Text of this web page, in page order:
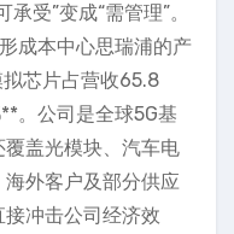
受”变成“需管理”。
成本中心思瑞浦的产
芯片占营收65.8
。公司是全球5G基
盖光模块、汽车电
外客户及部分供应
冲击公司经济效